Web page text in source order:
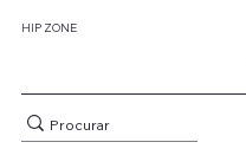
HIP ZONE